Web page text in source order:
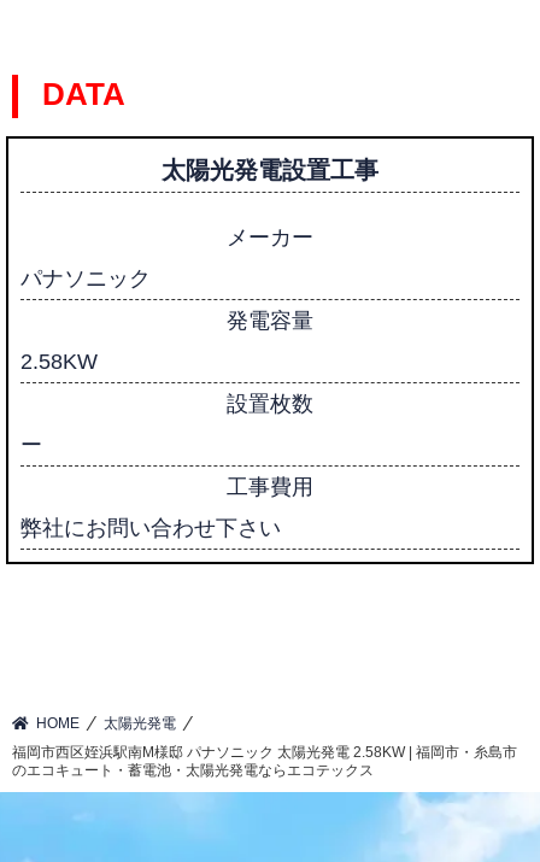
DATA
太陽光発電設置工事
メーカー
パナソニック
発電容量
2.58KW
設置枚数
ー
工事費用
弊社にお問い合わせ下さい
HOME ⁄ 太陽光発電 ⁄
福岡市西区姪浜駅南M様邸 パナソニック 太陽光発電 2.58KW | 福岡市・糸島市
のエコキュート・蓄電池・太陽光発電ならエコテックス